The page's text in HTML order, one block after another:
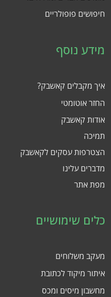
חיפושים פופולריים
מידע נוסף
איך מקבלים קאשבק?
החזר אוטומטי
אודות קאשבק
תמיכה
הצטרפות עסקים לקאשבק
מדברים עלינו
מפת אתר
כלים שימושיים
מעקב משלוחים
איתור מיקוד לכתובת
מחשבון מיסים ומכס